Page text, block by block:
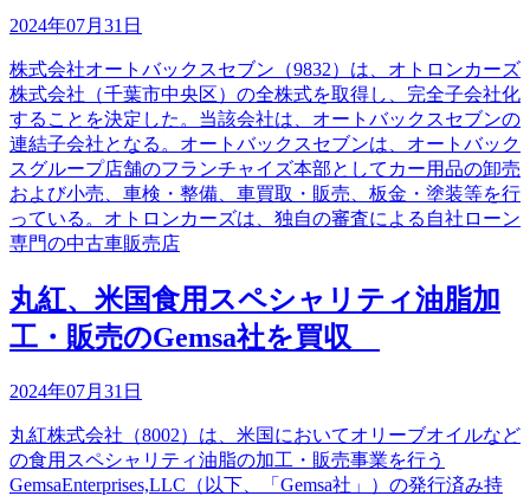
2024年07月31日
株式会社オートバックスセブン（9832）は、オトロンカーズ
株式会社（千葉市中央区）の全株式を取得し、完全子会社化
することを決定した。当該会社は、オートバックスセブンの
連結子会社となる。オートバックスセブンは、オートバック
スグループ店舗のフランチャイズ本部としてカー用品の卸売
および小売、車検・整備、車買取・販売、板金・塗装等を行
っている。オトロンカーズは、独自の審査による自社ローン
専門の中古車販売店
丸紅、米国食用スペシャリティ油脂加
工・販売のGemsa社を買収
2024年07月31日
丸紅株式会社（8002）は、米国においてオリーブオイルなど
の食用スペシャリティ油脂の加工・販売事業を行う
GemsaEnterprises,LLC（以下、「Gemsa社」）の発行済み持